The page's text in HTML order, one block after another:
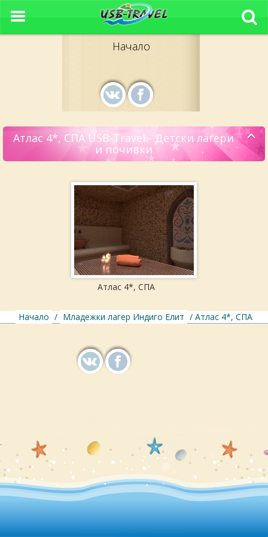
Начало
Атлас 4*, СПА USB-Travel - Детски лагери
и почивки
Атлас 4*, СПА
Начало / Младежки лагер Индиго Елит / Атлас 4*, СПА